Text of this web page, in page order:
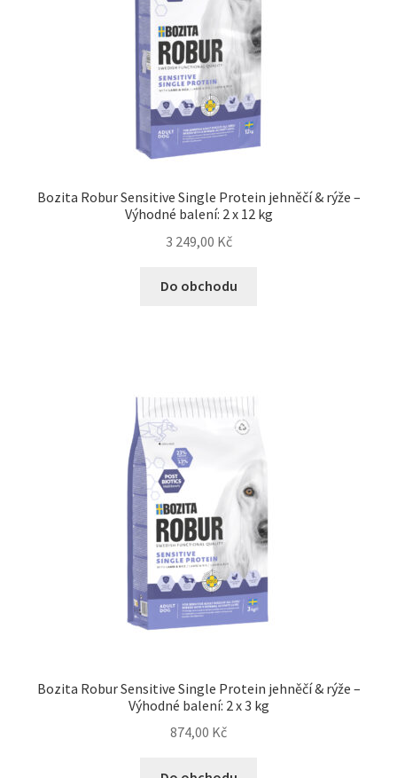
Bozita Robur Sensitive Single Protein jehněčí & rýže –
Výhodné balení: 2 x 12 kg
3 249,00 Kč
Do obchodu
Bozita Robur Sensitive Single Protein jehněčí & rýže –
Výhodné balení: 2 x 3 kg
874,00 Kč